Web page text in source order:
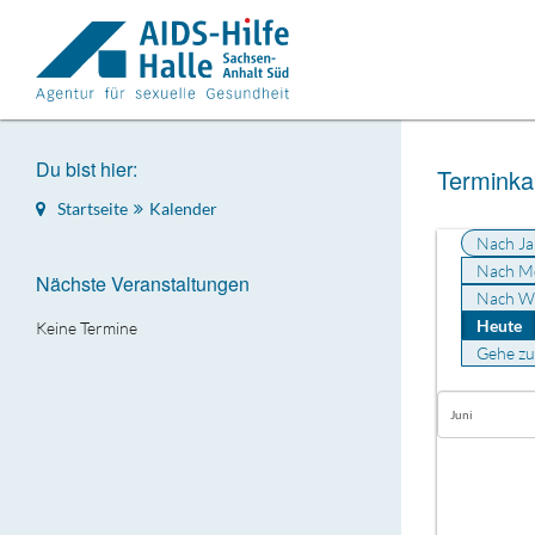
Nach
Nach
Nach
Heute
Gehe
Du bist hier:
Startseite Kalender
Nächste Veranstaltungen
Keine Termine